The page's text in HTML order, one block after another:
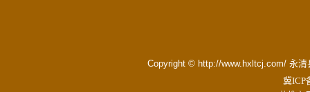
Copyright © http://www.hxltcj.com/ 永
冀ICP